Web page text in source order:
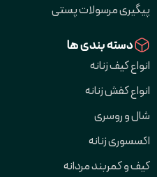
پیگیری مرسولات پستی
دسته بندی ها
انواع کیف زنانه
انواع کفش زنانه
شال و روسری
اکسسوری زنانه
کیف و کمربند مردانه